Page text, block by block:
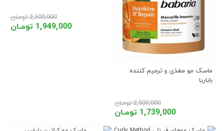
ماسک مو مغذی و ترمیم کننده
باباریا
1,739,000 تومـان
2,500,000 تومـان
1,949,000 تومـان
2,300,000 تومـان